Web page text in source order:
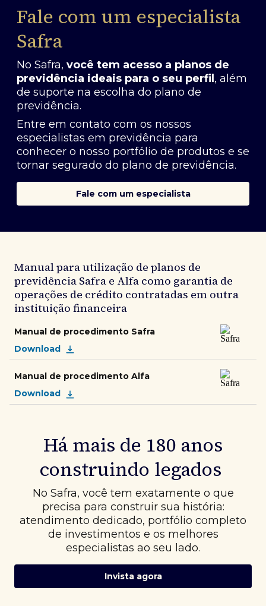
Fale com um especialista
Safra
No Safra, você tem acesso a planos de
previdência ideais para o seu perfil , além
de suporte na escolha do plano de
previdência.
Entre em contato com os nossos
especialistas em previdência para
conhecer o nosso portfólio de produtos e se
tornar segurado do plano de previdência.
Fale com um especialista
Manual para utilização de planos de
previdência Safra e Alfa como garantia de
operações de crédito contratadas em outra
instituição financeira
Manual de procedimento Safra
Download
Manual de procedimento Alfa
Download
Há mais de 180 anos
construindo legados
No Safra, você tem exatamente o que
precisa para construir sua história:
atendimento dedicado, portfólio completo
de investimentos e os melhores
especialistas ao seu lado.
Invista agora